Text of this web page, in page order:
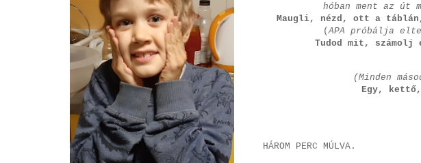
hóban ment az út
Maugli, nézd, ott a táblán,
(APA próbálja
Tudod mit, számolj
(Minden
Egy,
HÁROM PERC MÚLVA.